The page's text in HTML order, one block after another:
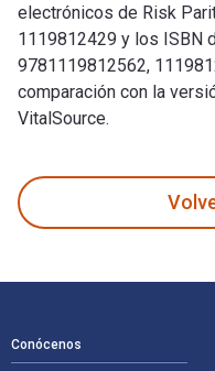
electrónicos de Risk
1119812429 y los ISBN
9781119812562,
comparación con la
VitalSource.
Conócenos